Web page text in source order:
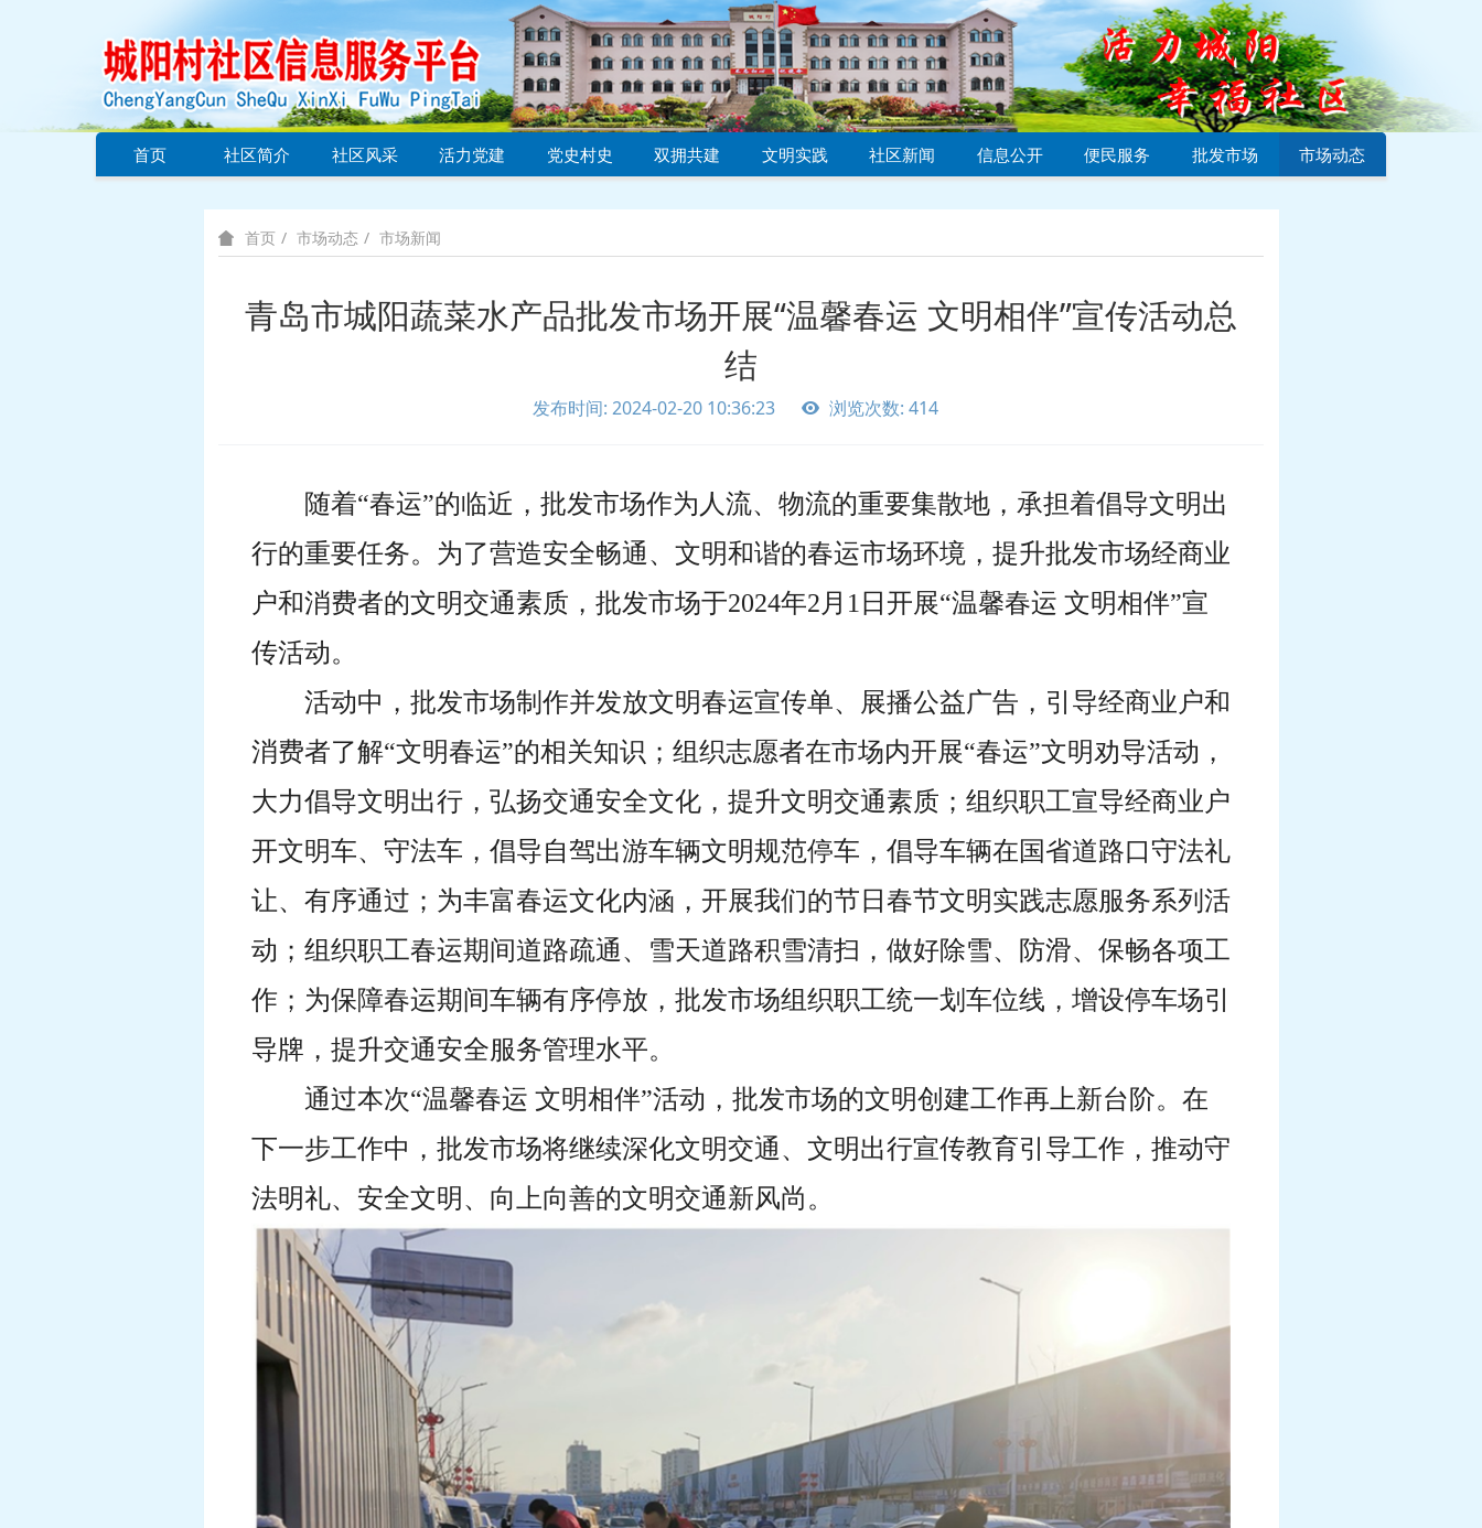
首页 社区简介 社区风采 活力党建 党史村史 双拥共建 文明实践 社区新闻 信息公开 便民服务 批发市场 市场动态
首页 市场动态 市场新闻
青岛市城阳蔬菜水产品批发市场开展“温馨春运 文明相伴”宣传活动总
结
发布时间: 2024-02-20 10:36:23 浏览次数: 414
随着“春运”的临近，批发市场作为人流、物流的重要集散地，承担着倡导文明出
行的重要任务。为了营造安全畅通、文明和谐的春运市场环境，提升批发市场经商业
户和消费者的文明交通素质， 批发市场于2024年2月1日 开展“温馨春运 文明相伴”宣
传活动。
活动中，批发市场制作并发放文明春运宣传单、展播公益广告，引导经商业户和
消费者了解“文明春运”的相关知识；组织志愿者在市场内开展“春运”文明劝导活动，
大力倡导文明出行，弘扬交通安全文化，提升文明交通素质；组织职工宣导经商业户
开文明车、守法车，倡导自驾出游车辆文明规范停车，倡导车辆在国省道路口守法礼
让、有序通过；为丰富春运文化内涵，开展我们的节日春节文明实践志愿服务系列活
动；组织职工春运期间道路疏通、雪天道路积雪清扫，做好除雪、防滑、保畅各项工
作；为保障春运期间车辆有序停放，批发市场组织职工统一划车位线，增设停车场引
导牌，提升交通安全服务管理水平。
通过本次“温馨春运 文明相伴”活动，批发市场的文明创建工作再上新台阶。在
下一步工作中，批发市场将继续深化文明交通、文明出行宣传教育引导工作，推动守
法明礼、安全文明、向上向善的文明交通新风尚。